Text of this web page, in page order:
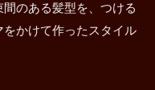
のある髪型を、つける
かけて作ったスタイル